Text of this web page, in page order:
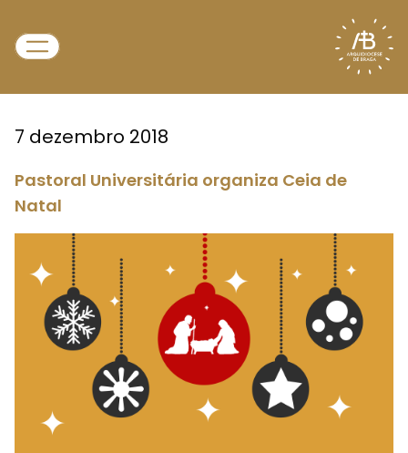
7 dezembro 2018
Pastoral Universitária organiza Ceia de
Natal